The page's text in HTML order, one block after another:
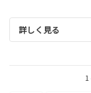
詳しく見る